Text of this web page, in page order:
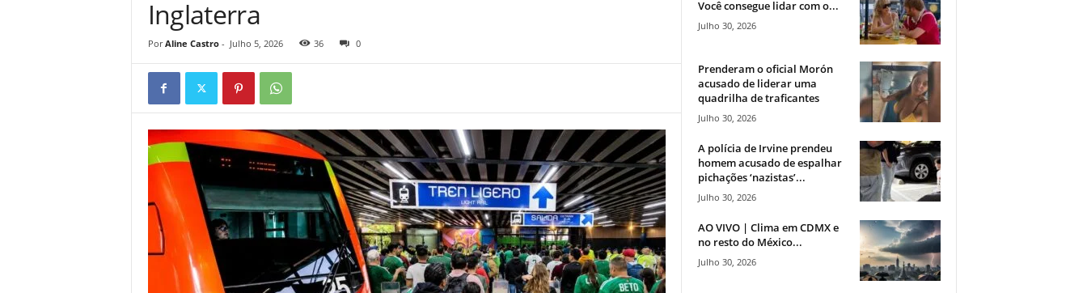
Inglaterra
Por Aline Castro- Julho 5, 2026 36 0
Você consegue lidar com o...
Julho 30, 2026
Prenderam o oficial Morón
acusado de liderar uma
quadrilha de traficantes
Julho 30, 2026
A polícia de Irvine prendeu
homem acusado de espalhar
pichações ‘nazistas’...
Julho 30, 2026
AO VIVO | Clima em CDMX e
no resto do México...
Julho 30, 2026